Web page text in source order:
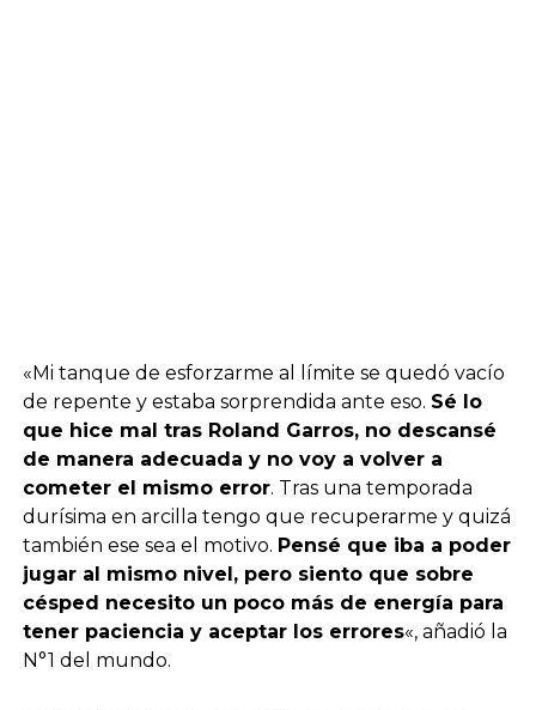
«Mi tanque de esforzarme al límite se quedó vacío
de repente y estaba sorprendida ante eso. Sé lo
que hice mal tras Roland Garros, no descansé
de manera adecuada y no voy a volver a
cometer el mismo error. Tras una temporada
durísima en arcilla tengo que recuperarme y quizá
también ese sea el motivo. Pensé que iba a poder
jugar al mismo nivel, pero siento que sobre
césped necesito un poco más de energía para
tener paciencia y aceptar los errores«, añadió la
N°1 del mundo.